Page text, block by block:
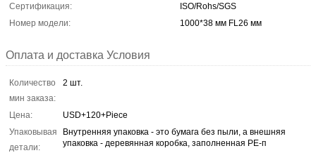
Сертификация:
ISO/Rohs/SGS
Номер модели:
1000*38 мм FL26 мм
Оплата и доставка Условия
Количество
мин заказа:
2 шт.
Цена:
USD+120+Piece
Упаковывая
детали:
Внутренняя упаковка - это бумага без пыли, а внешняя
упаковка - деревянная коробка, заполненная PE-п